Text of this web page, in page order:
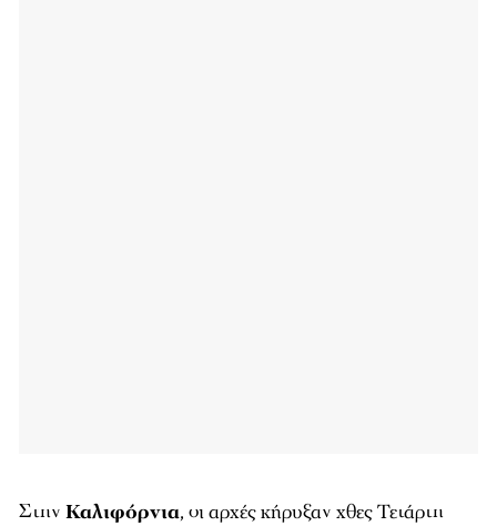
Στην Καλιφόρνια, οι αρχές κήρυξαν χθες Τετάρτη